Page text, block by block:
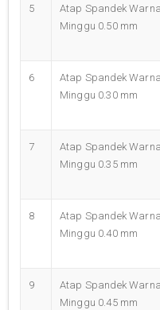
5
Atap Spandek
Minggu 0.50 mm
6
Atap Spandek
Minggu 0.30 mm
7
Atap Spandek
Minggu 0.35 mm
8
Atap Spandek
Minggu 0.40 mm
9
Atap Spandek
Minggu 0.45 mm